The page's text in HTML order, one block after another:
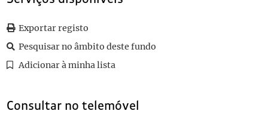
0016 Sem título 1915-07-07
0018 Sem título
0019 Sem título 1915-07-20
(...)
Exportar registo
Pesquisar no âmbito deste fundo
Adicionar à minha lista
Consultar no telemóvel